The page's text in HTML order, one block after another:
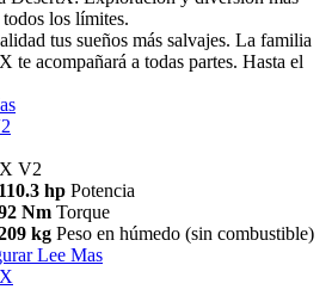
los límites.
tus sueños más salvajes. La familia
te acompañará a todas partes. Hasta el
V2
110.3 hp Potencia
Nm Torque
kg Peso en húmedo (sin combustible)
Lee Mas